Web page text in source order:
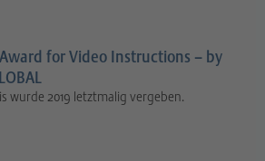
Award for Video Instructions – by
wurde 2019 letztmalig vergeben.